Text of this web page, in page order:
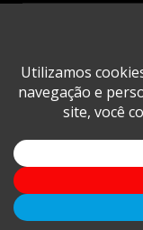
Site
RELACIONADO